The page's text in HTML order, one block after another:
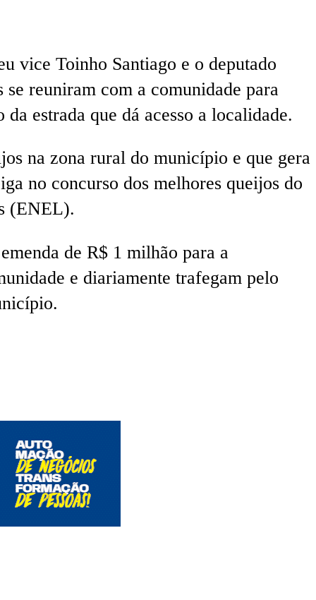
vice Toinho Santiago e o deputado
reuniram com a comunidade para
estrada que dá acesso a localidade.
na zona rural do município e que gera
no concurso dos melhores queijos do
(ENEL).
de R$ 1 milhão para a
e diariamente trafegam pelo